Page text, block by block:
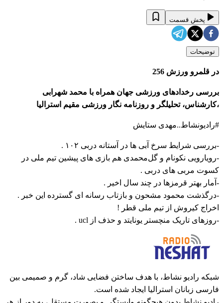
پخش قسمت
توضیحات
در قلمرو ورزش 256
بررسی رخدادهای ورزشی جهان همراه با محمد شهرابی
،کارشناس، تحلیلگر و روزنامه نگار ورزشی مقیم استرالیا
#رادیونشاط..مهدی ستایش
-بررسی شرایط سرخ آبی ها در آستانه دربی ۱۰۲ .
-رویارویی نکونام و گل‌محمدی هم بازی های پیشین تیم ملی در
کسوت مربی های دربی .
-آمار بهتر قرمزها در چند سال اخیر .
-درگذشت محمود مشحون و بازتاب رسانه ای گسترده این خبر .
اخراج کیروش از تیم ملی قطر !
-روزهای تاریک منچستر یونایتد و حذف از ucl .
شبکه رادیو نشاط، با هدف ساختن فضایی شاد، گرم و صمیمی بین
فارسی زبانان استرالیا ایجاد شده است.